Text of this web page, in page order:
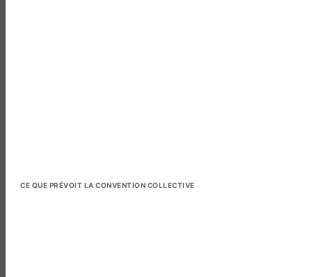
CE QUE PRÉVOIT LA CONVENTION COLLECTIVE